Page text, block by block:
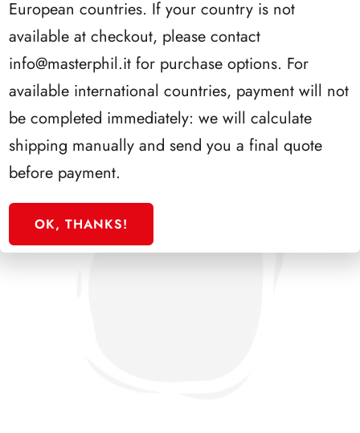
PRESIDENZA CIAMPI 1999/2006
European countries. If your country is not
available at checkout, please contact
info@masterphil.it for purchase options. For
available international countries, payment will not
be completed immediately: we will calculate
shipping manually and send you a final quote
before payment.
OK, THANKS!